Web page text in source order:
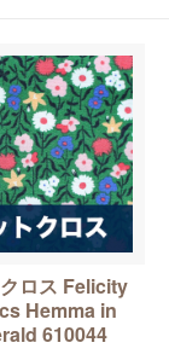
ロス Felicity
Hemma in
610044